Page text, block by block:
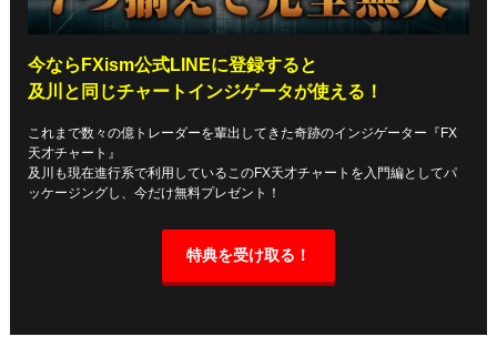
今ならFXism公式LINEに登録すると
及川と同じチャートインジゲータが使える！
これまで数々の億トレーダーを輩出してきた奇跡のインジゲーター『FX
天才チャート』
及川も現在進行系で利用しているこのFX天才チャートを入門編としてパ
ッケージングし、今だけ無料プレゼント！
特典を受け取る！